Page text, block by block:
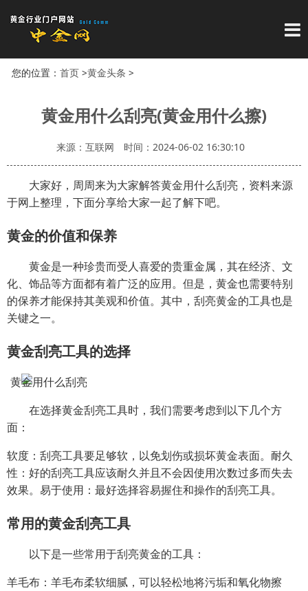
导
您的位置： 首页>黄金头条 >
黄金用什么刮亮(黄金用什么擦)
来源：互联网 时间：2024-06-02 16:30:10
大家好，周周来为大家解答黄金用什么刮亮，资料来源
于网上整理，下面分享给大家一起了解下吧。
黄金的价值和保养
黄金是一种珍贵而受人喜爱的贵重金属，其在经济、文
化、饰品等方面都有着广泛的应用。但是，黄金也需要特别
的保养才能保持其美观和价值。其中，刮亮黄金的工具也是
关键之一。
黄金刮亮工具的选择
在选择黄金刮亮工具时，我们需要考虑到以下几个方
面：
软度：刮亮工具要足够软，以免划伤或损坏黄金表面。耐久
性：好的刮亮工具应该耐久并且不会因使用次数过多而失去
效果。易于使用：最好选择容易握住和操作的刮亮工具。
常用的黄金刮亮工具
以下是一些常用于刮亮黄金的工具：
羊毛布：羊毛布柔软细腻，可以轻松地将污垢和氧化物擦